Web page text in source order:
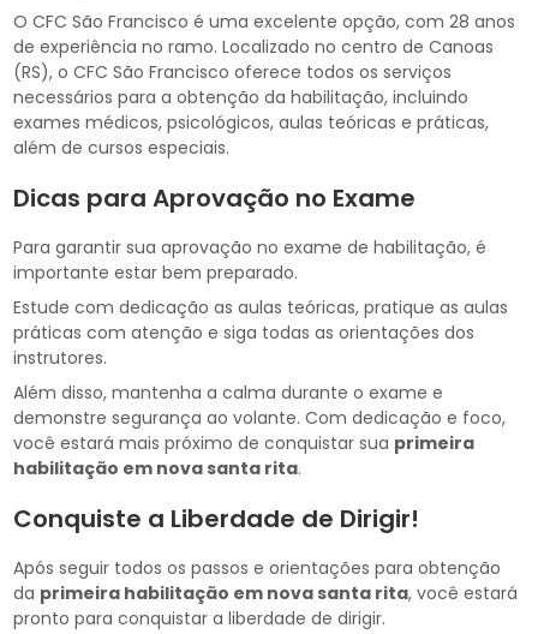
O CFC São Francisco é uma excelente opção, com 28 anos
de experiência no ramo. Localizado no centro de Canoas
(RS), o CFC São Francisco oferece todos os serviços
necessários para a obtenção da habilitação, incluindo
exames médicos, psicológicos, aulas teóricas e práticas,
além de cursos especiais.
Dicas para Aprovação no Exame
Para garantir sua aprovação no exame de habilitação, é
importante estar bem preparado.
Estude com dedicação as aulas teóricas, pratique as aulas
práticas com atenção e siga todas as orientações dos
instrutores.
Além disso, mantenha a calma durante o exame e
demonstre segurança ao volante. Com dedicação e foco,
você estará mais próximo de conquistar sua primeira
habilitação em nova santa rita.
Conquiste a Liberdade de Dirigir!
Após seguir todos os passos e orientações para obtenção
da primeira habilitação em nova santa rita, você estará
pronto para conquistar a liberdade de dirigir.